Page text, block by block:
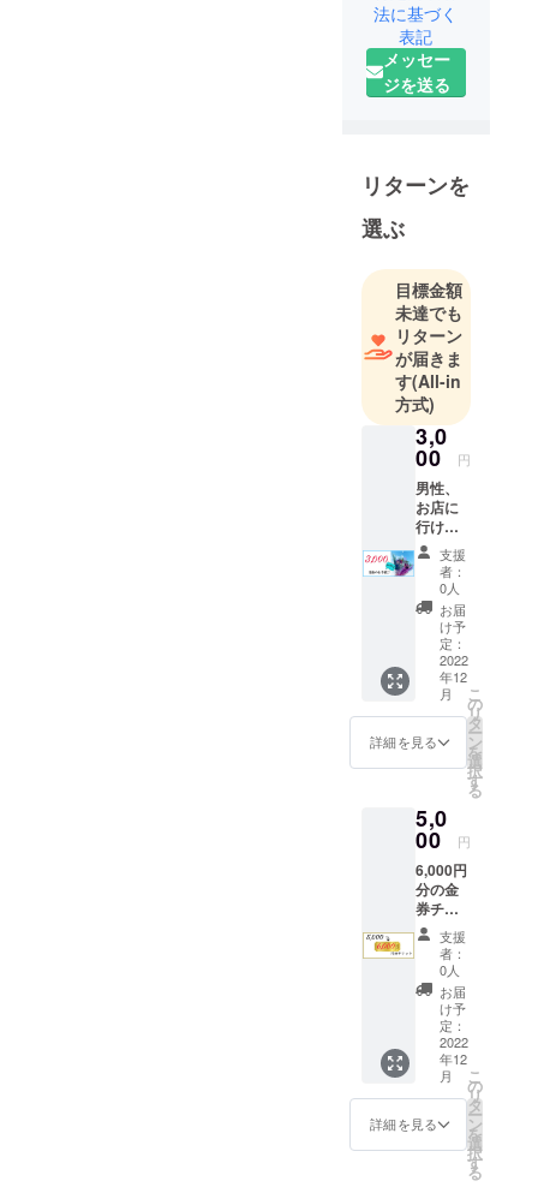
僅かでも手
助けができ
たら…との
思いで努め
学生時代は
演劇二筋？
でいまし
た。今も大
好きです！
寮生活の経
験もあった
り…😊
法に基づく
表記
メッセー
ジを送る
リターンを
選ぶ
目標金額
未達でも
リターン
が届きま
す(All-in
方式)
3,0
00 円
男性、
お店に
行けな
い、な
ど…た
だただ
応援し
たいと
思って
下さる
心優し
き方。
感謝の
お手紙
を、
とーー
も心を
込め
て！書
かせて
頂き、
お送り
いたし
ます♡
また、
ささや
かです
が感謝
の気持
ちを込
めて、“
ブレン
ド
支援
者：
0人
お届
け予
定：
2022
年12
月
詳細を見る
こ
の
リ
タ
ー
ン
を
選
択
す
る
5,0
00 円
6,000円
分の金
券チ
ケット
(1,000
円お得)
・3,000
円チ
ケット
×2枚
※当店で
のみご
利用い
ただけ
る金券
チケッ
支援
者：
0人
お届
け予
定：
2022
年12
月
詳細を見る
こ
の
リ
タ
ー
ン
を
選
択
す
る